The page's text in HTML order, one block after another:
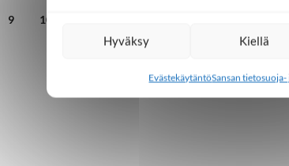
Hyväksy Kiellä
EvästekäytäntöSansan
9 10